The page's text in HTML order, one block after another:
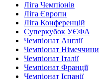
Ліга Чемпіонів
Ліга Європи
Ліга Конференцій
Суперкубок УЄФА
Чемпіонат Англії
Чемпіонат Німеччини
Чемпіонат Італії
Чемпіонат Франції
Чемпіонат Іспанії